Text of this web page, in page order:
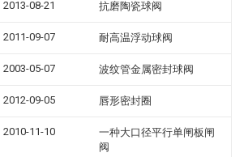
2013-08-21 抗磨陶瓷球阀
2011-09-07 耐高温浮动球阀
2003-05-07 波纹管金属密封球阀
2012-09-05 唇形密封圈
2010-11-10
一种大口径平行单闸板闸
阀